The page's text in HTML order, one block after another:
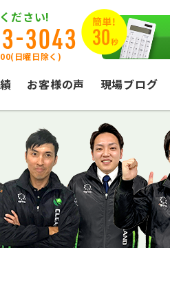
ださい!
3043
日曜日除く)
お客様の声 現場ブログ